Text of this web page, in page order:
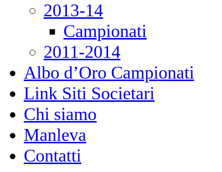
2013-14
Campionati
2011-2014
Albo d’Oro Campionati
Link Siti Societari
Chi siamo
Manleva
Contatti